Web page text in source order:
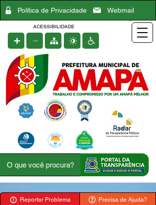
Política de Privacidade Webmail
ACESSIBILIDADE
Reportar Problema Precisa de Ajuda?